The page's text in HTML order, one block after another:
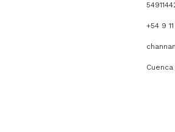
+54 9